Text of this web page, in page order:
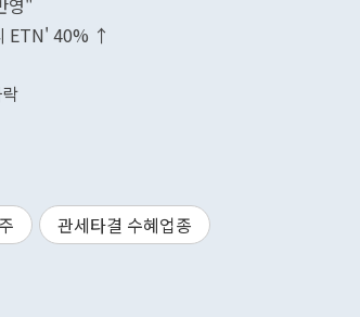
영"
ETN' 40% ↑
관세타결 수혜업종